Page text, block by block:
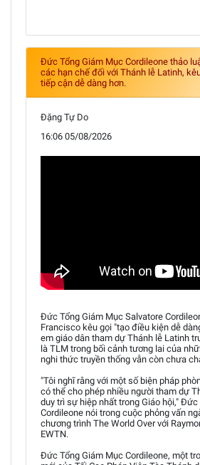
Đức Tổng Giám Mục Cordileone thảo
các hạn chế đối với Thánh lễ Latinh,
tiếp cận dễ dàng hơn.
Đặng Tự Do
16:06 05/08/2026
Đức Tổng Giám Mục Salvatore
Francisco kêu gọi "tạo điều kiện dễ
em giáo dân tham dự Thánh lễ Latinh
là TLM trong bối cảnh tương lai của
nghi thức truyền thống vẫn còn chưa
"Tôi nghĩ rằng với một số biện pháp
có thể cho phép nhiều người tham dự
duy trì sự hiệp nhất trong Giáo hội,"
Cordileone nói trong cuộc phỏng vấn
chương trình The World Over với
EWTN.
Đức Tổng Giám Mục Cordileone, một